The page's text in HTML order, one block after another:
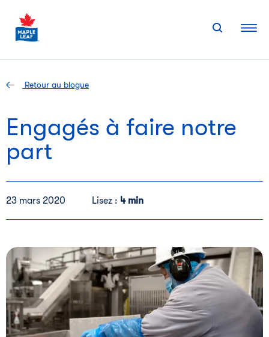
content
Retour au blogue
Engagés à faire notre
part
23 mars 2020 Lisez : 4 min